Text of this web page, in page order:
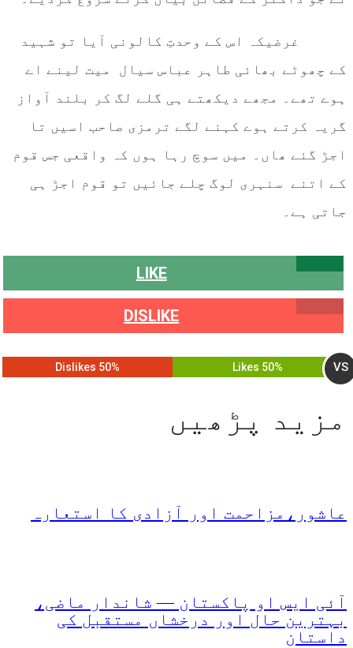
غرضیکہ اس کے وحدتِ کالونی آیا تو شہید
کے چھوٹے بھائی طاہر عباس سیال میت لینے اے
ہوے تھے۔ مجھے دیکھتے ہی گلے لگ کر بلند آواز
گریہ کرتے ہوے کہنے لگے ترمزی صاحب اسیں تا
اجڑ گئے ھاں۔ میں سوچ رہا ہوں کہ واقعی جس قوم
کے اتنے سنہری لوگ چلے جائیں تو قوم اجڑ ہی
جاتی ہے۔
LIKE
DISLIKE
50% Likes VS
50% Dislikes
مزید پڑھیں
عاشور،مزاحمت اور آزادی کا استعارہ
آئی ایس او پاکستان — شاندار ماضی،
بہترین حال اور درخشاں مستقبل کی
داستان